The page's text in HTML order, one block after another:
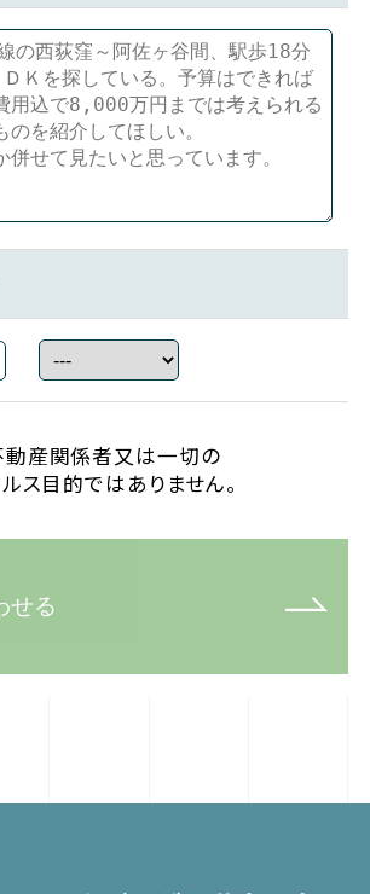
動産関係者又は一切の
ス目的ではありません。
せる